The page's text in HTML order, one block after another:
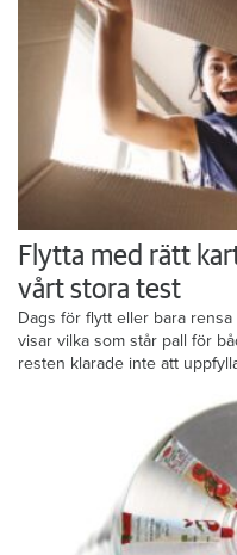
Flytta med rätt
vårt stora test
Dags för flytt eller bara
visar vilka som står pall för
resten klarade inte att